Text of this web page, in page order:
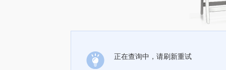
正在查询中，请刷新重试